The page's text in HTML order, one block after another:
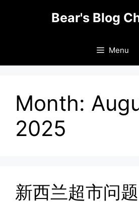
Bear's Blog
Menu
Month:
2025
新西兰超市问